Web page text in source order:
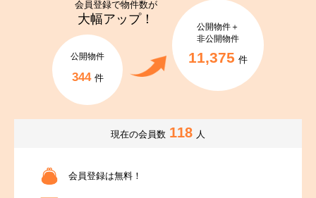
会員登録で物件数が
大幅アップ！
公開物件
344 件
公開物件＋
非公開物件
11,375 件
現在の会員数 118 人
会員登録は無料！